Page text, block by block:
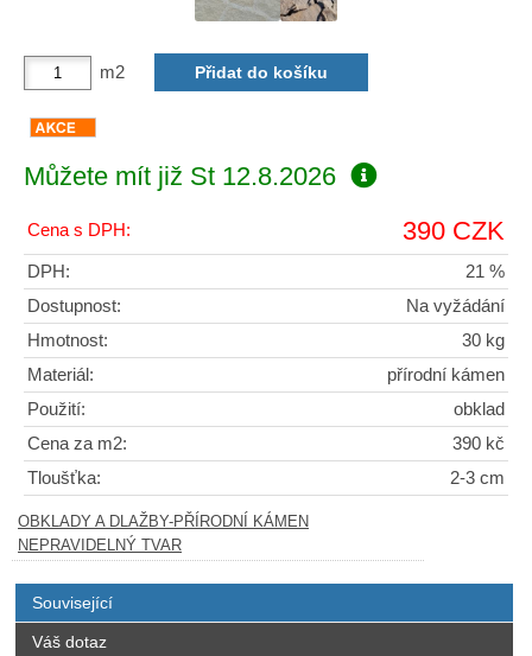
m2
Můžete mít již St 12.8.2026
Cena s DPH: 390 CZK
DPH:
21 %
Dostupnost:
Na vyžádání
Hmotnost:
30 kg
Materiál:
přírodní kámen
Použití:
obklad
Cena za m2:
390 kč
Tloušťka:
2-3 cm
OBKLADY A DLAŽBY-PŘÍRODNÍ KÁMEN
NEPRAVIDELNÝ TVAR
Související
Váš dotaz